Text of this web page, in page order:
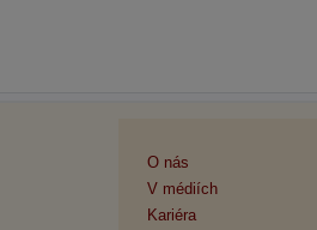
O nás
V médiích
Kariéra